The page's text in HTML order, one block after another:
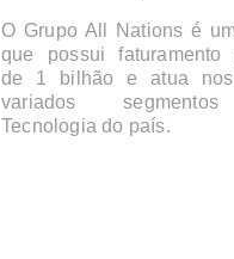
O Grupo All Nations é
que possui faturamento
de 1 bilhão e atua
variados
Tecnologia do país.